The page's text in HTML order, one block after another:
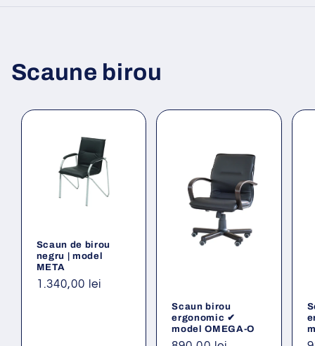
Scaune birou
Scaun de birou
negru | model
META
Preț
1.340,00 lei
Scaun birou
ergonomic ✔
model OMEGA-O